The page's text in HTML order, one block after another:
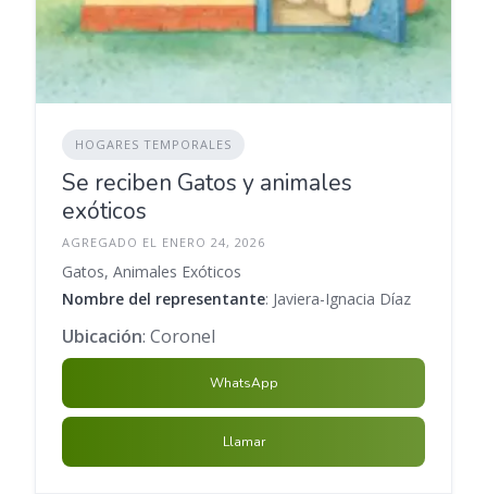
HOGARES TEMPORALES
Se reciben Gatos y animales
exóticos
AGREGADO EL ENERO 24, 2026
Gatos, Animales Exóticos
Nombre del representante: Javiera-Ignacia Díaz
Ubicación: Coronel
WhatsApp
Llamar